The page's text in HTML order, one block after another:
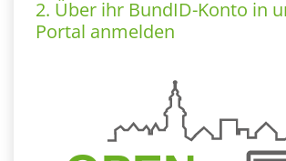
2. Über ihr BundID-Konto in
Portal anmelden